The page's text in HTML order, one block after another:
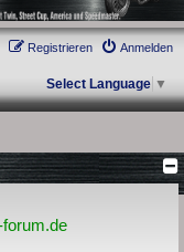
Twin, Street Cup, America
Anmelden
Registrieren
Select Language ▼